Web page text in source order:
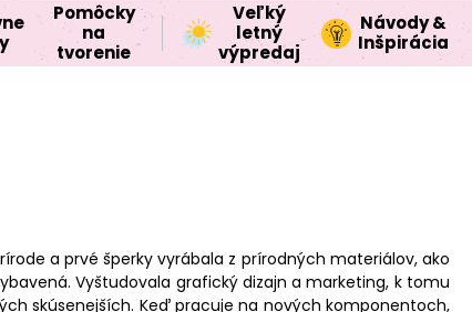
Pomôcky
na
tvorenie
Veľký
letný
výpredaj
Návody &
Inšpirácia
a prvé šperky vyrábala z prírodných materiálov, ako
Vyštudovala grafický dizajn a marketing, k tomu
skúsenejších. Keď pracuje na nových komponentoch,